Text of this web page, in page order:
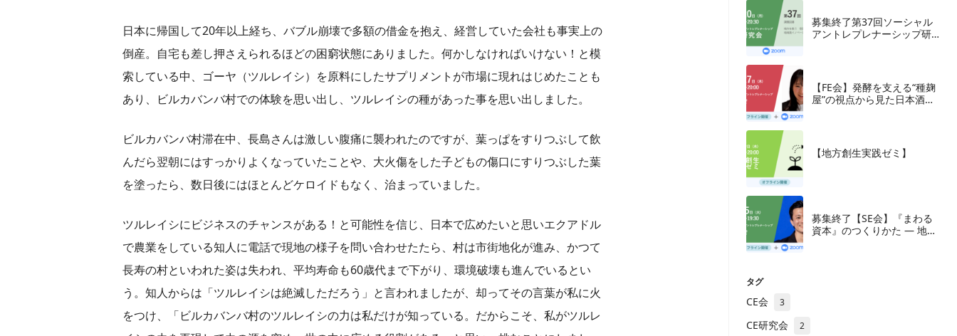
日本に帰国して20年以上経ち、バブル崩壊で多額の借金を抱え、経営していた会社も事実上の
倒産。自宅も差し押さえられるほどの困窮状態にありました。何かしなければいけない！と模
索している中、ゴーヤ（ツルレイシ）を原料にしたサプリメントが市場に現れはじめたことも
あり、ビルカバンバ村での体験を思い出し、ツルレイシの種があった事を思い出しました。
ビルカバンバ村滞在中、長島さんは激しい腹痛に襲われたのですが、葉っぱをすりつぶして飲
んだら翌朝にはすっかりよくなっていたことや、大火傷をした子どもの傷口にすりつぶした葉
を塗ったら、数日後にはほとんどケロイドもなく、治まっていました。
ツルレイシにビジネスのチャンスがある！と可能性を信じ、日本で広めたいと思いエクアドル
で農業をしている知人に電話で現地の様子を問い合わせたたら、村は市街地化が進み、かつて
長寿の村といわれた姿は失われ、平均寿命も60歳代まで下がり、環境破壊も進んでいるとい
う。知人からは「ツルレイシは絶滅しただろう」と言われましたが、却ってその言葉が私に火
をつけ、「ビルカバンバ村のツルレイシの力は私だけが知っている。だからこそ、私がツルレ
版、2018年
募集終了第37回ソーシャル
アントレプレナーシップ研
【FE会】発酵を支える“種麹
屋”の視点から見た日本酒産
【地方創生実践ゼミ】
募集終了【SE会】『まわる
資本』のつくりかた — 地方
タグ
CE会 3
CE研究会 2